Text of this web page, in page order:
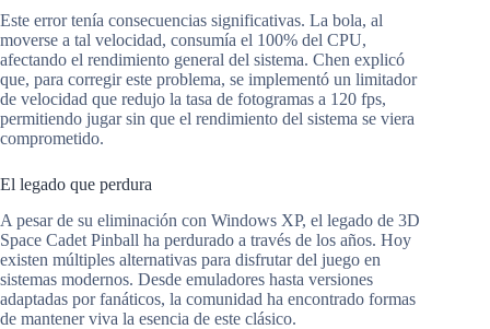
Este error tenía consecuencias significativas. La bola, al
moverse a tal velocidad, consumía el 100% del CPU,
afectando el rendimiento general del sistema. Chen explicó
que, para corregir este problema, se implementó un limitador
de velocidad que redujo la tasa de fotogramas a 120 fps,
permitiendo jugar sin que el rendimiento del sistema se viera
comprometido.
El legado que perdura
A pesar de su eliminación con Windows XP, el legado de 3D
Space Cadet Pinball ha perdurado a través de los años. Hoy
existen múltiples alternativas para disfrutar del juego en
sistemas modernos. Desde emuladores hasta versiones
adaptadas por fanáticos, la comunidad ha encontrado formas
de mantener viva la esencia de este clásico.